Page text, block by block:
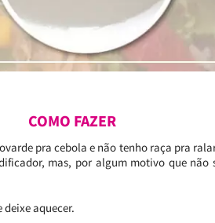
COMO FAZER
pra cebola e não tenho raça pra
mas, por algum motivo que não
aquecer.